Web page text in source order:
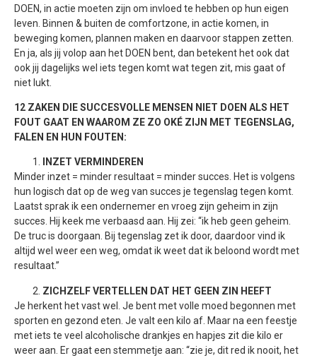
DOEN, in actie moeten zijn om invloed te hebben op hun eigen
leven. Binnen & buiten de comfortzone, in actie komen, in
beweging komen, plannen maken en daarvoor stappen zetten.
En ja, als jij volop aan het DOEN bent, dan betekent het ook dat
ook jij dagelijks wel iets tegen komt wat tegen zit, mis gaat of
niet lukt.
12 ZAKEN DIE SUCCESVOLLE MENSEN NIET DOEN ALS HET
FOUT GAAT EN WAAROM ZE ZO OKÉ ZIJN MET TEGENSLAG,
FALEN EN HUN FOUTEN:
INZET VERMINDEREN
Minder inzet = minder resultaat = minder succes. Het is volgens
hun logisch dat op de weg van succes je tegenslag tegen komt.
Laatst sprak ik een ondernemer en vroeg zijn geheim in zijn
succes. Hij keek me verbaasd aan. Hij zei: “ik heb geen geheim.
De truc is doorgaan. Bij tegenslag zet ik door, daardoor vind ik
altijd wel weer een weg, omdat ik weet dat ik beloond wordt met
resultaat.”
ZICHZELF VERTELLEN DAT HET GEEN ZIN HEEFT
Je herkent het vast wel. Je bent met volle moed begonnen met
sporten en gezond eten. Je valt een kilo af. Maar na een feestje
met iets te veel alcoholische drankjes en hapjes zit die kilo er
weer aan. Er gaat een stemmetje aan: “zie je, dit red ik nooit, het